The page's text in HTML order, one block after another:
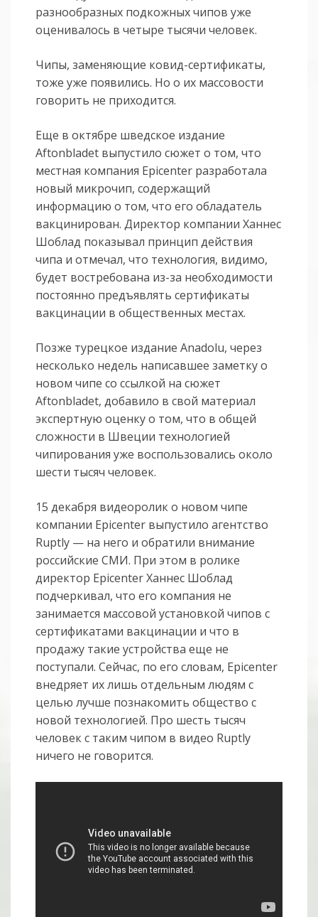
разнообразных подкожных чипов уже
оценивалось в четыре тысячи человек.
Чипы, заменяющие ковид-сертификаты,
тоже уже появились. Но о их массовости
говорить не приходится.
Еще в октябре шведское издание
Aftonbladet выпустило сюжет о том, что
местная компания Epicenter разработала
новый микрочип, содержащий
информацию о том, что его обладатель
вакцинирован. Директор компании Ханнес
Шоблад показывал принцип действия
чипа и отмечал, что технология, видимо,
будет востребована из-за необходимости
постоянно предъявлять сертификаты
вакцинации в общественных местах.
Позже турецкое издание Anadolu, через
несколько недель написавшее заметку о
новом чипе со ссылкой на сюжет
Aftonbladet, добавило в свой материал
экспертную оценку о том, что в общей
сложности в Швеции технологией
чипирования уже воспользовались около
шести тысяч человек.
15 декабря видеоролик о новом чипе
компании Epicenter выпустило агентство
Ruptly — на него и обратили внимание
российские СМИ. При этом в ролике
директор Epicenter Ханнес Шоблад
подчеркивал, что его компания не
занимается массовой установкой чипов с
сертификатами вакцинации и что в
продажу такие устройства еще не
поступали. Сейчас, по его словам, Epicenter
внедряет их лишь отдельным людям с
целью лучше познакомить общество с
новой технологией. Про шесть тысяч
человек с таким чипом в видео Ruptly
ничего не говорится.